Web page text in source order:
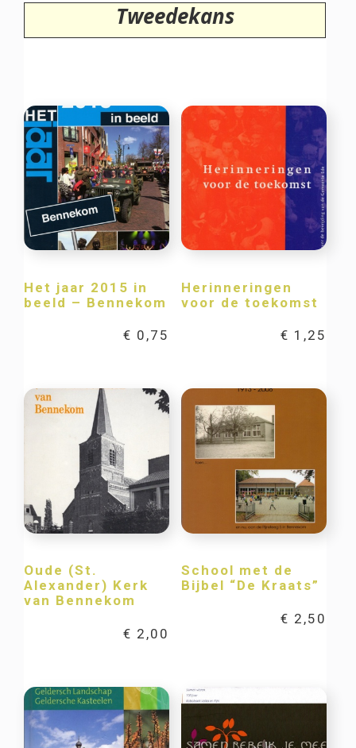
Tweedekans
Het jaar 2015 in
beeld – Bennekom
€ 0,75
Herinneringen
voor de toekomst
€ 1,25
Oude (St.
Alexander) Kerk
van Bennekom
€ 2,00
School met de
Bijbel “De Kraats”
€ 2,50